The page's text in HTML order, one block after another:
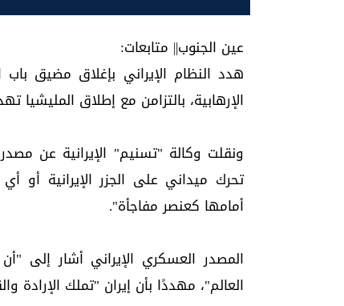
عين الجنوب|| متابعات:
هدد النظام الإيراني بإغلاق مضيق
الإرهابية، بالتزامن مع إطلاق المليشيا
ونقلت وكالة "تسنيم" الإيرانية عن
تحرك ميداني على الجزر الإيرانية
أمامها كعنصر مفاجأة".
المصدر العسكري الإيراني أشار إلى
العالم"، مهددًا بأن إيران "تملك